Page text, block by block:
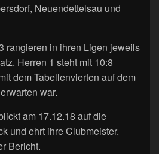
Neuendettelsau und
rangieren in ihren Ligen jeweils
Herren 1 steht mit 10:8
dem Tabellenvierten auf dem
war.
am 17.12.18 auf die
und ehrt ihre Clubmeister.
Bericht.